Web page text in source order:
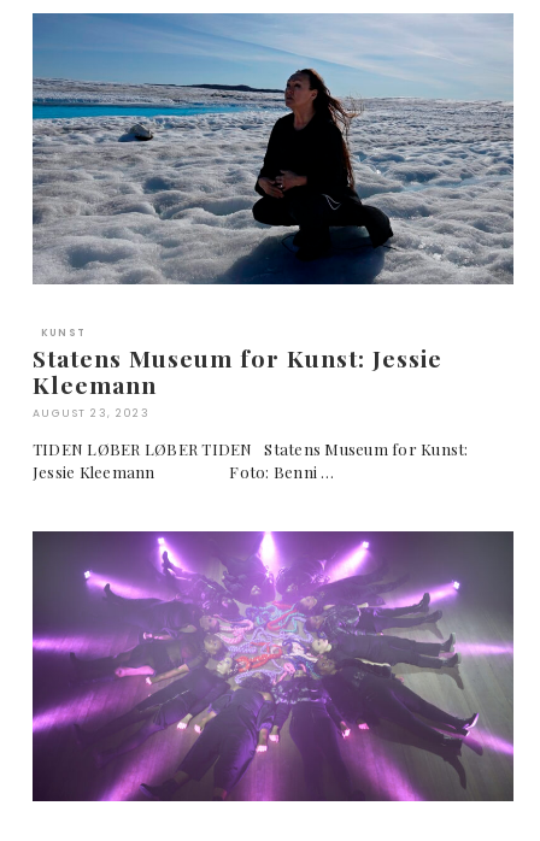
KUNST
Statens Museum for Kunst: Jessie
Kleemann
AUGUST 23, 2023
TIDEN LØBER LØBER TIDEN Statens Museum for Kunst:
Jessie Kleemann Foto: Benni …